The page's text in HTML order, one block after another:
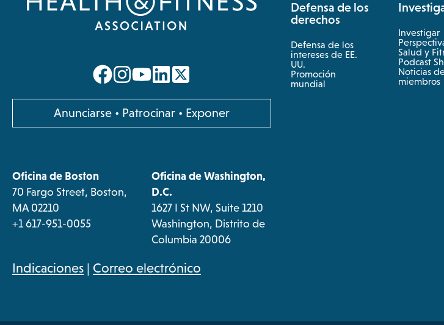
opens
a
new
opens
a
new
opens
a
new
opens
a
new
Anunciarseopens
in
• Patrocinar • Exponer
Oficina de Boston
70 Fargo Street, Boston,
MA 02210
+1 617-951-0055
Oficina de Washington,
D.C.
1627 I St NW, Suite 1210
Washington, Distrito de
Columbia 20006
Indicacionesopens
| Correo electrónico
Defensa de los
derechos
Defensa de los
intereses de EE.
UU.
Promoción
mundial
Investigar
Salud y
opens
in
a
new
Podcast
Noticias
miembros